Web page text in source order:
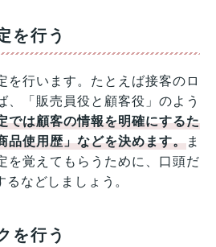
を行う
を行います。たとえば接客のロ
、「販売員役と顧客役」のよう
では顧客の情報を明確にするた
品使用歴」などを決めます。ま
を覚えてもらうために、口頭だ
などしましょう。
を行う